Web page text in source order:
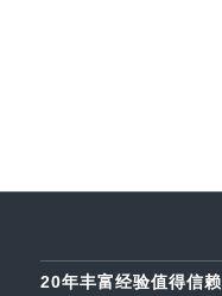
20年丰富经验值得信赖